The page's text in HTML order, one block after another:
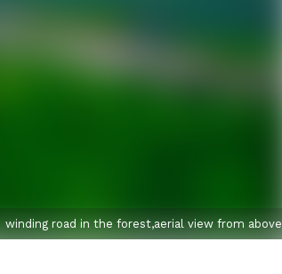
winding road in the forest,aerial view from above